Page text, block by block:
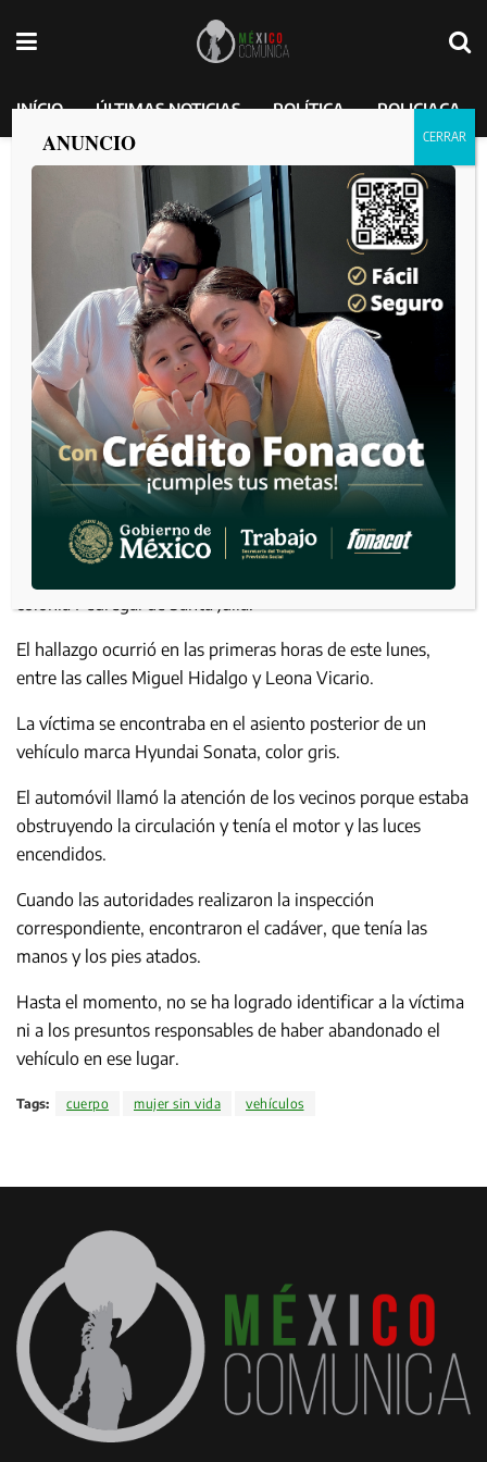
INÍCIO ÚLTIMAS NOTICIAS POLÍTICA POLICIACA
Hallan cuerpo de mujer en automóvil
MEXICO COMUNICA 2025-03-10
El hallazgo ocurrió en las primeras horas de este lunes,
entre las calles Miguel Hidalgo y Leona Vicario.
La víctima se encontraba en el asiento posterior de un
vehículo marca Hyundai Sonata, color gris.
El automóvil llamó la atención de los vecinos porque estaba
obstruyendo la circulación y tenía el motor y las luces
encendidos.
Cuando las autoridades realizaron la inspección
correspondiente, encontraron el cadáver, que tenía las
manos y los pies atados.
Hasta el momento, no se ha logrado identificar a la víctima
ni a los presuntos responsables de haber abandonado el
vehículo en ese lugar.
Tags: cuerpo mujer sin vida vehículos
ANUNCIO